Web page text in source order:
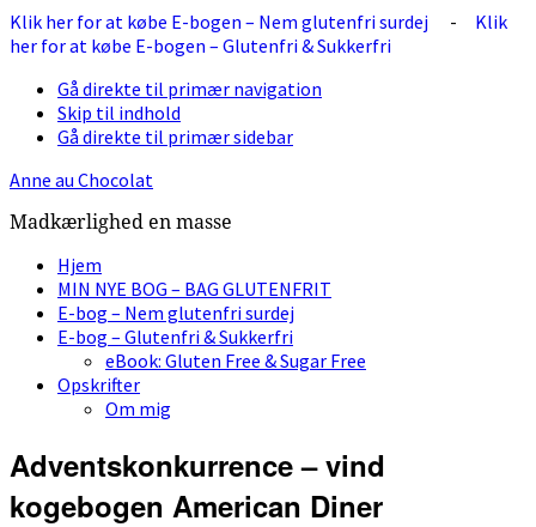
Klik her for at købe E-bogen – Nem glutenfri surdej - Klik
her for at købe E-bogen – Glutenfri & Sukkerfri
Gå direkte til primær navigation
Skip til indhold
Gå direkte til primær sidebar
Anne au Chocolat
Madkærlighed en masse
Hjem
MIN NYE BOG – BAG GLUTENFRIT
E-bog – Nem glutenfri surdej
E-bog – Glutenfri & Sukkerfri
eBook: Gluten Free & Sugar Free
Opskrifter
Om mig
Adventskonkurrence – vind
kogebogen American Diner